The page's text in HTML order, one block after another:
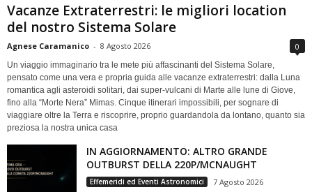
Vacanze Extraterrestri: le migliori location
del nostro Sistema Solare
Agnese Caramanico - 8 Agosto 2026 0
Un viaggio immaginario tra le mete più affascinanti del Sistema Solare,
pensato come una vera e propria guida alle vacanze extraterrestri: dalla Luna
romantica agli asteroidi solitari, dai super-vulcani di Marte alle lune di Giove,
fino alla “Morte Nera” Mimas. Cinque itinerari impossibili, per sognare di
viaggiare oltre la Terra e riscoprire, proprio guardandola da lontano, quanto sia
preziosa la nostra unica casa
IN AGGIORNAMENTO: ALTRO GRANDE
OUTBURST DELLA 220P/MCNAUGHT
Effemeridi ed Eventi Astronomici 7 Agosto 2026